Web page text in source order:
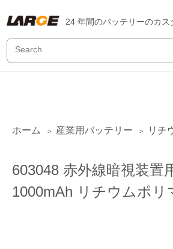
24 年間のバッテリーのカス
ホーム > 産業用バッテリー > リチ
603048 赤外線暗視装置
1000mAh リチウムポリ